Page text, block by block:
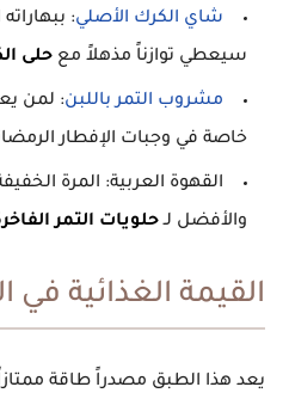
شاي الكرك الأصلي:
سيعطي توازناً مذهلاً مع حلى
مشروب التمر باللبن: لمن
خاصة في وجبات الإفطار
القهوة العربية: المرة
والأفضل لـحلويات التمر
القيمة الغذائية في
يعد هذا الطبق مصدراً طاقة